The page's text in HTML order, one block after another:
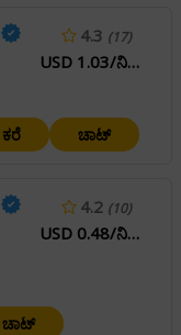
4.3 (17)
USD 1.03/ನಿಮಿಷ
ಕರೆ ಚಾಟ್
4.2 (10)
USD 0.48/ನಿಮಿಷ
ಚಾಟ್